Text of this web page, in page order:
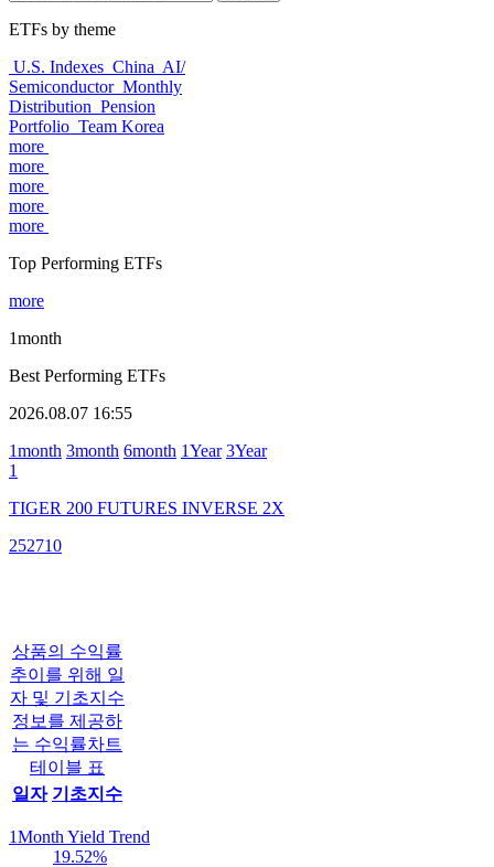
ETFs by theme
U.S. Indexes China AI/
Semiconductor Monthly
Distribution Pension
Portfolio Team Korea
more
more
more
more
more
Top Performing ETFs
more
1month
Best Performing ETFs
2026.08.07 16:55
1month 3month 6month 1Year 3Year
1
TIGER 200 FUTURES INVERSE 2X
252710
상품의 수익률
추이를 위해 일
자 및 기초지수
정보를 제공하
는 수익률차트
테이블 표
일자 기초지수
1Month Yield Trend
19.52%